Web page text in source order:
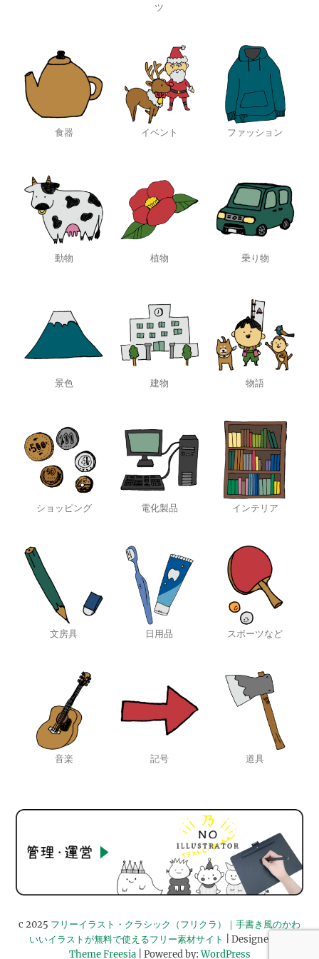
ツ
食器 イベント ファッション
動物 植物 乗り物
景色 建物 物語
ショッピング 電化製品 インテリア
文房具 日用品 スポーツなど
音楽 記号 道具
c 2025 フリーイラスト・クラシック（フリクラ）｜手書き風のかわ
いいイラストが無料で使えるフリー素材サイト
| Designed by:
Theme Freesia| Powered by:WordPress